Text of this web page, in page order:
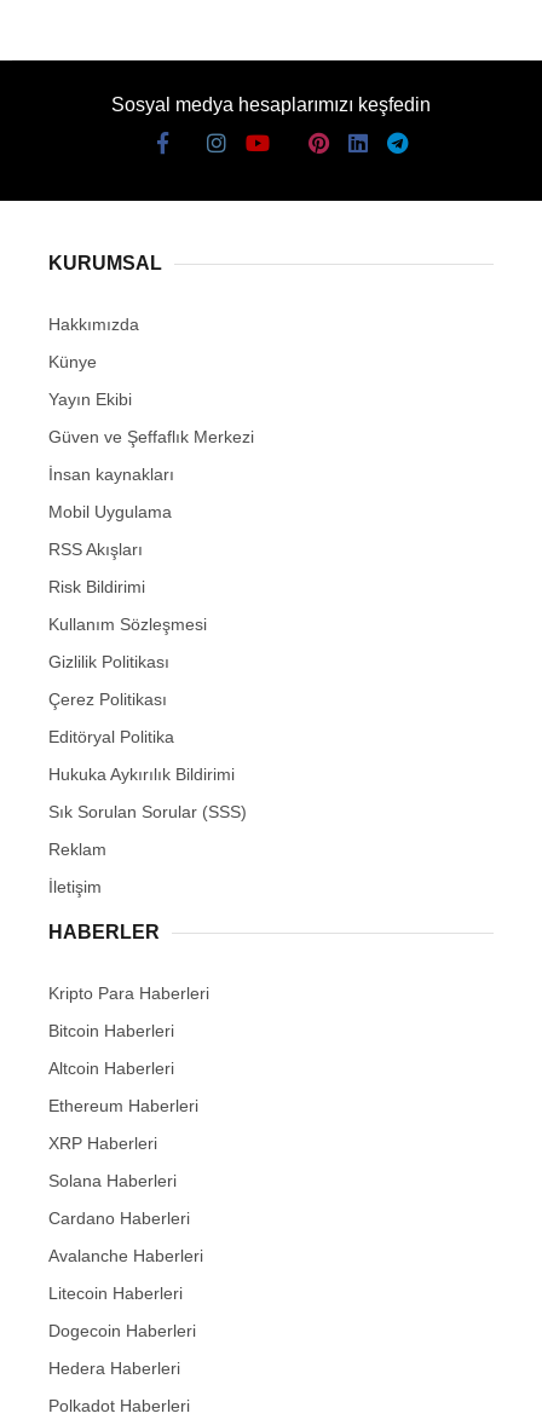
Sosyal medya hesaplarımızı keşfedin
KURUMSAL
Hakkımızda
Künye
Yayın Ekibi
Güven ve Şeffaflık Merkezi
İnsan kaynakları
Mobil Uygulama
RSS Akışları
Risk Bildirimi
Kullanım Sözleşmesi
Gizlilik Politikası
Çerez Politikası
Editöryal Politika
Hukuka Aykırılık Bildirimi
Sık Sorulan Sorular (SSS)
Reklam
İletişim
HABERLER
Kripto Para Haberleri
Bitcoin Haberleri
Altcoin Haberleri
Ethereum Haberleri
XRP Haberleri
Solana Haberleri
Cardano Haberleri
Avalanche Haberleri
Litecoin Haberleri
Dogecoin Haberleri
Hedera Haberleri
Polkadot Haberleri